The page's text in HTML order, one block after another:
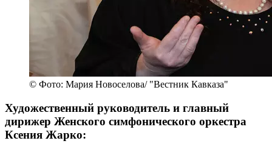
© Фото: Мария Новоселова/ "Вестник Кавказа"
Художественный руководитель и главный
дирижер Женского симфонического оркестра
Ксения Жарко: